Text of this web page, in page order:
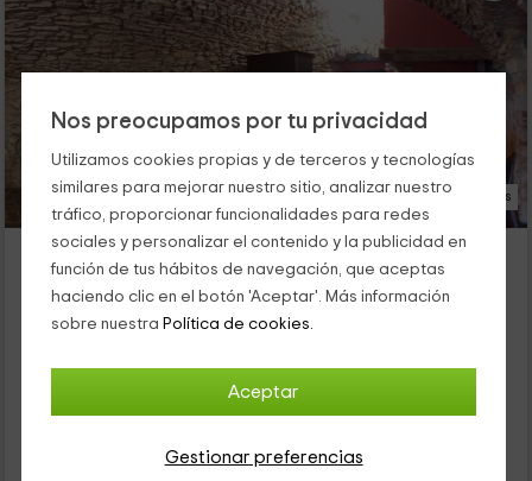
Nos preocupamos por tu privacidad
Utilizamos cookies propias y de terceros y tecnologías
similares para mejorar nuestro sitio, analizar nuestro
tráfico, proporcionar funcionalidades para redes
sociales y personalizar el contenido y la publicidad en
función de tus hábitos de navegación, que aceptas
haciendo clic en el botón 'Aceptar'. Más información
sobre nuestra Política de cookies.
Aceptar
Gestionar preferencias
25 Fotos
Ses Garites
Alojamiento ubicado a 1.5km de Els Masos De Pals
Por habitaciones
7 habitaciones
6 baños